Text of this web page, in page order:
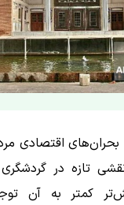
اقتصادی
تازه در گردشگری
کمتر به آن